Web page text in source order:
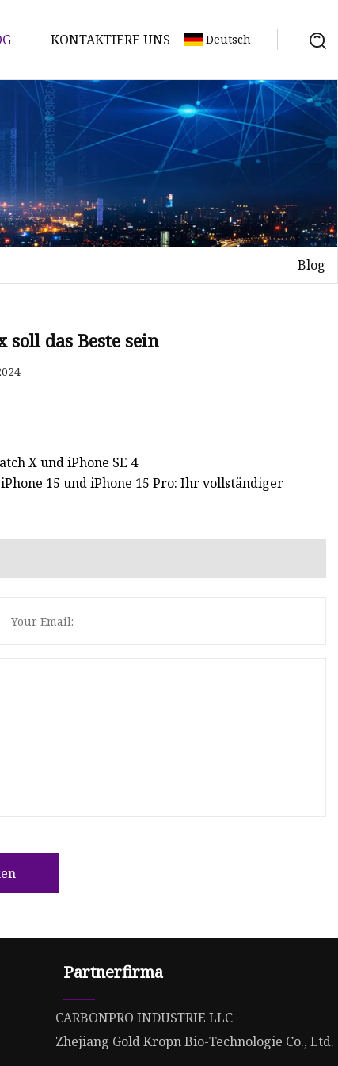
KONTAKTIERE UNS Deutsch
Blog
soll das Beste sein
X und iPhone SE 4
15 und iPhone 15 Pro: Ihr vollständiger
Partnerfirma
CARBONPRO INDUSTRIE LLC
Zhejiang Gold Kropn Bio-Technologie Co., Ltd.